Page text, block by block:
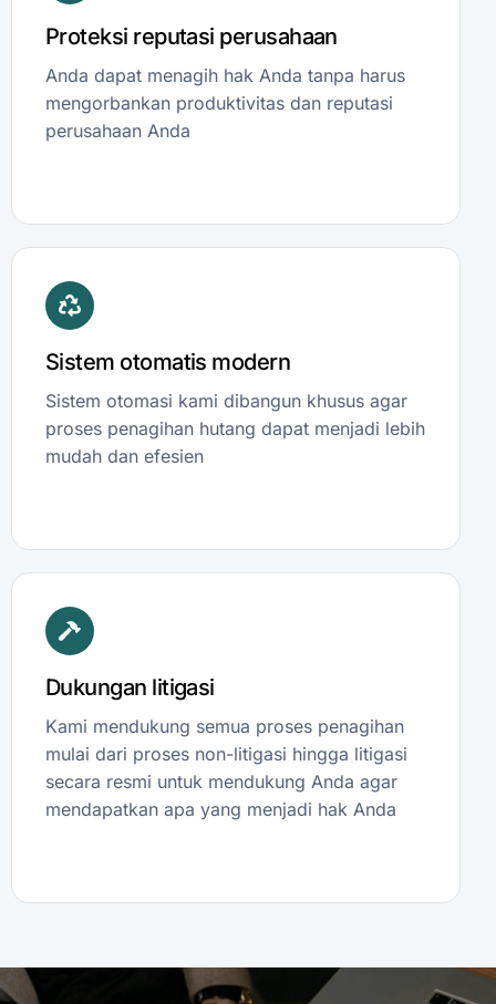
Proteksi reputasi perusahaan
Anda dapat menagih hak Anda tanpa harus
mengorbankan produktivitas dan reputasi
perusahaan Anda
Sistem otomatis modern
Sistem otomasi kami dibangun khusus agar
proses penagihan hutang dapat menjadi lebih
mudah dan efesien
Dukungan litigasi
Kami mendukung semua proses penagihan
mulai dari proses non-litigasi hingga litigasi
secara resmi untuk mendukung Anda agar
mendapatkan apa yang menjadi hak Anda